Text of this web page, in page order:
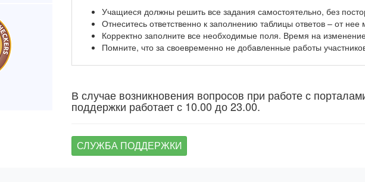
Учащиеся должны решить все задания самостоятельно, без
Отнеситесь ответственно к заполнению таблицы ответов – от нее
Корректно заполните все необходимые поля. Время на
Помните, что за своевременно не добавленные работы
В случае возникновения вопросов при работе с
поддержки работает с 10.00 до 23.00.
СЛУЖБА ПОДДЕРЖКИ